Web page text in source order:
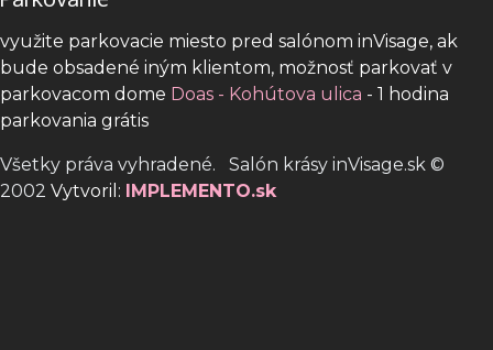
využite parkovacie miesto pred salónom inVisage, ak
bude obsadené iným klientom, možnosť parkovať v
parkovacom dome Doas - Kohútova ulica - 1 hodina
parkovania grátis
Všetky práva vyhradené. Salón krásy inVisage.sk ©
2002 Vytvoril: IMPLEMENTO.sk